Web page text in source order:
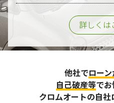
詳しくは
他社でローン
自己破産等でお
クロムオートの自